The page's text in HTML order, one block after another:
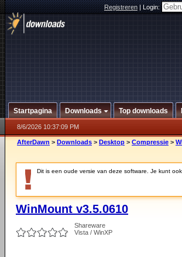
Registreren|Login:
Startpagina Downloads Top downloads
8/6/2026 10:37:09 PM
AfterDawn > Downloads > Desktop > Compressie >
Dit is een oude versie van deze software. Je kunt
WinMount v3.5.0610
Shareware
Vista / WinXP